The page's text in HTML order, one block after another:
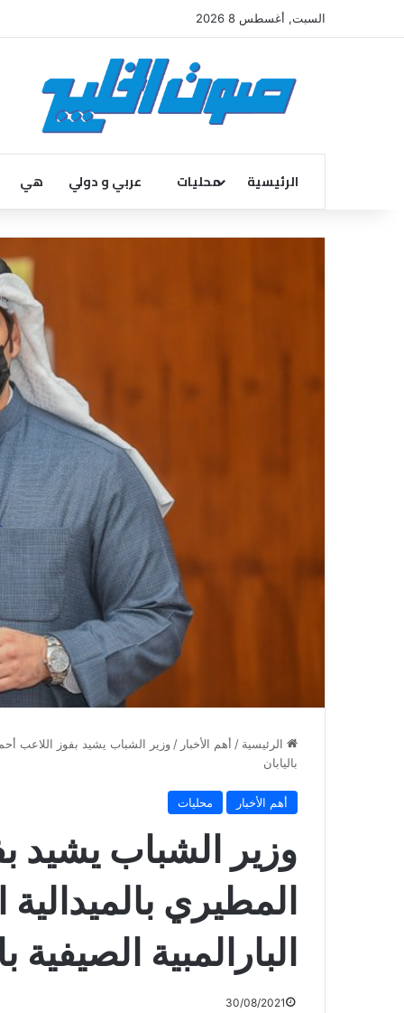
السبت, أغسطس 8 2026
الرئيسية محليات عربي و دولي هي
الرئيسية / أهم الأخبار / وزير الشباب يشيد بفوز اللاعب
باليابان
أهم الأخبار محليات
وزير الشباب يشيد
المطيري
البارالمبية الصيفية
30/08/2021